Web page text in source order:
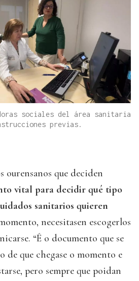
sociales del área sanitaria
previas.
ourensanos que deciden
vital para decidir qué tipo
sanitarios quieren
necesitasen escogerlos
“É o documento que se
de que chegase o momento e
pero sempre que poidan